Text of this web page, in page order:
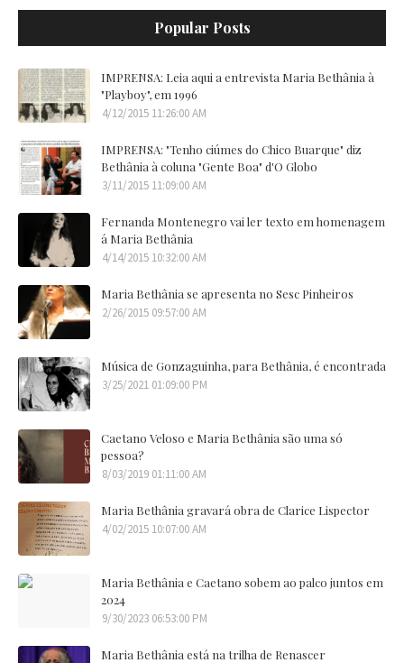
Popular Posts
IMPRENSA: Leia aqui a entrevista Maria Bethânia à
"Playboy", em 1996
4/12/2015 11:26:00 AM
IMPRENSA: "Tenho ciúmes do Chico Buarque" diz
Bethânia à coluna "Gente Boa" d'O Globo
3/11/2015 11:09:00 AM
Fernanda Montenegro vai ler texto em homenagem
á Maria Bethânia
4/14/2015 10:32:00 AM
Maria Bethânia se apresenta no Sesc Pinheiros
2/26/2015 09:57:00 AM
Música de Gonzaguinha, para Bethânia, é encontrada
3/25/2021 01:09:00 PM
Caetano Veloso e Maria Bethânia são uma só
pessoa?
8/03/2019 01:11:00 AM
Maria Bethânia gravará obra de Clarice Lispector
4/02/2015 10:07:00 AM
Maria Bethânia e Caetano sobem ao palco juntos em
2024
9/30/2023 06:53:00 PM
Maria Bethânia está na trilha de Renascer